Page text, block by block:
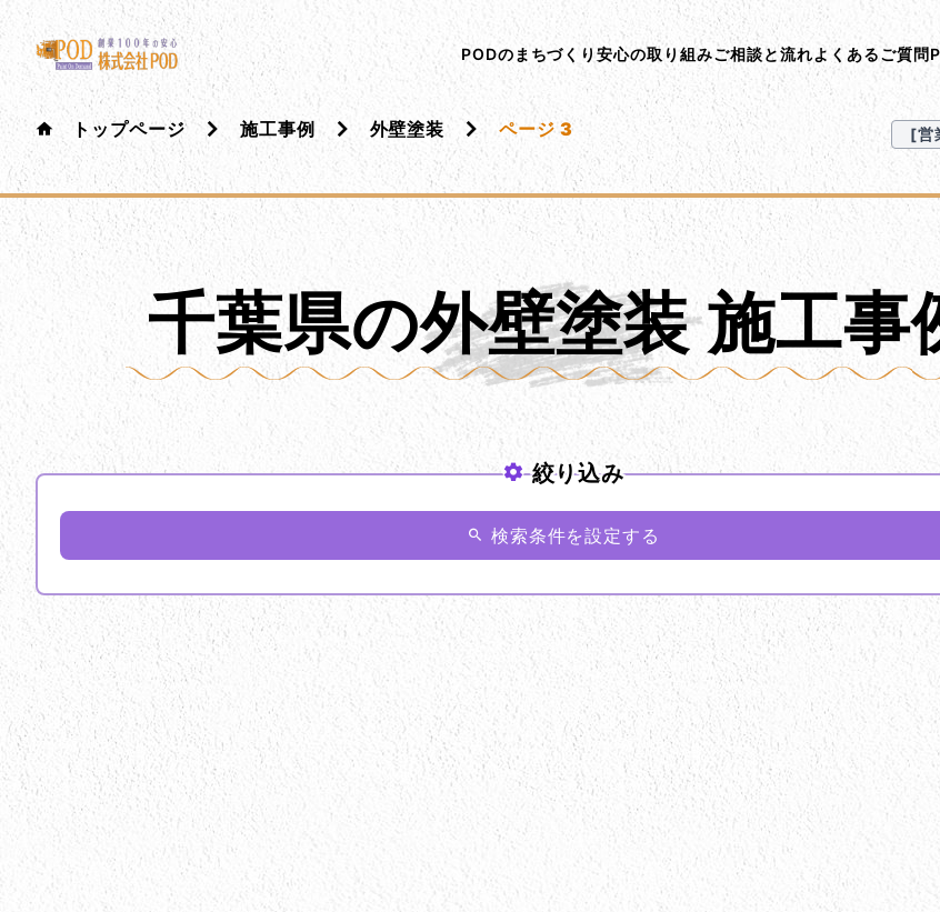
メインコンテンツにスキップ
株式会社ペイント・オン・デマンド
千葉の外壁塗装・屋根塗装なら創業100年の安心 ペイント･オン･デマンド
PODのまちづくり安心の取り組みご相談と流れよくあるご質問
トップページ 施工事例 外壁塗装 ページ 3 [営
千葉県の外壁塗装 施工事
絞り込み
検索条件を設定する
検索キーワード
施工カテゴリ アパート・マンション塗装 キッチン工事
フェンス工事
ベランダ交換 付帯工事 光触媒
内
外壁塗装
外構塗装 大工工事 屋根カバー工事
屋
屋根工事
床材塗装 店舗・工場塗装 戸建塗装
木
板金工事
波板交換 給湯器交換 網戸張替
設備工事
雨樋交換